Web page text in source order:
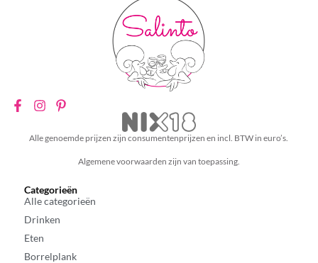
Alle genoemde prijzen zijn consumentenprijzen en incl. BTW in euro’s.
Algemene voorwaarden zijn van toepassing.
Categorieën
Alle categorieën
Drinken
Eten
Borrelplank